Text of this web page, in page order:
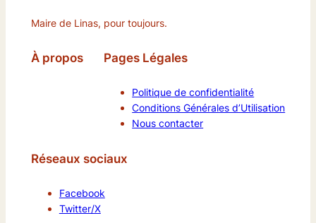
Maire de Linas, pour toujours.
À propos Pages Légales
Politique de confidentialité
Conditions Générales d’Utilisation
Nous contacter
Réseaux sociaux
Facebook
Twitter/X